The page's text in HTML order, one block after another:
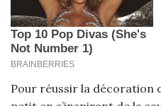
Pour réussir la décoration